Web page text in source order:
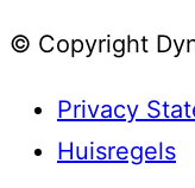
© Copyright
Privacy
Huisregels